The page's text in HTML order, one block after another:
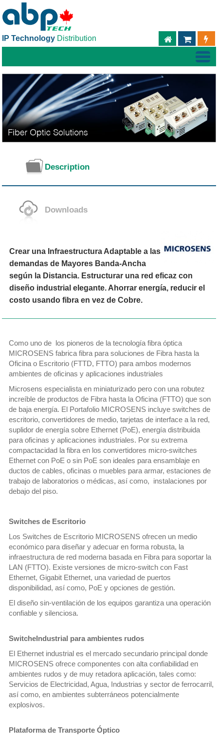
IP Technology Distribution
Description
Downloads
Crear una Infraestructura Adaptable a las
demandas de Mayores Banda-Ancha
según la Distancia. Estructurar una red eficaz con
diseño industrial elegante. Ahorrar energía, reducir el
costo usando fibra en vez de Cobre.
Como uno de los pioneros de la tecnología fibra óptica
MICROSENS fabrica fibra para soluciones de Fibra hasta la
Oficina o Escritorio (FTTD, FTTO) para ambos modernos
ambientes de oficinas y aplicaciones industriales
Microsens especialista en miniaturizado pero con una robutez
increíble de productos de Fibra hasta la Oficina (FTTO) que son
de baja energía. El Portafolio MICROSENS incluye switches de
escritorio, convertidores de medio, tarjetas de interface a la red,
suplidor de energía sobre Ethernet (PoE), energía distribuida
para oficinas y aplicaciones industriales. Por su extrema
compactacidad la fibra en los convertidores micro-switches
Ethernet con PoE o sin PoE son ideales para ensamblaje en
ductos de cables, oficinas o muebles para armar, estaciones de
trabajo de laboratorios o médicas, así como, instalaciones por
debajo del piso.
Switches de Escritorio
Los Switches de Escritorio MICROSENS ofrecen un medio
económico para diseñar y adecuar en forma robusta, la
infraestructura de red moderna basada en Fibra para soportar la
LAN (FTTO). Existe versiones de micro-switch con Fast
Ethernet, Gigabit Ethernet, una variedad de puertos
disponibilidad, así como, PoE y opciones de gestión.
El diseño sin-ventilación de los equipos garantiza una operación
confiable y silenciosa.
SwitcheIndustrial para ambientes rudos
El Ethernet industrial es el mercado secundario principal donde
MICROSENS ofrece componentes con alta confiabilidad en
ambientes rudos y de muy retadora aplicación, tales como:
Servicios de Electricidad, Agua, Industrias y sector de ferrocarril,
así como, en ambientes subterráneos potencialmente
explosivos.
Plataforma de Transporte Óptico